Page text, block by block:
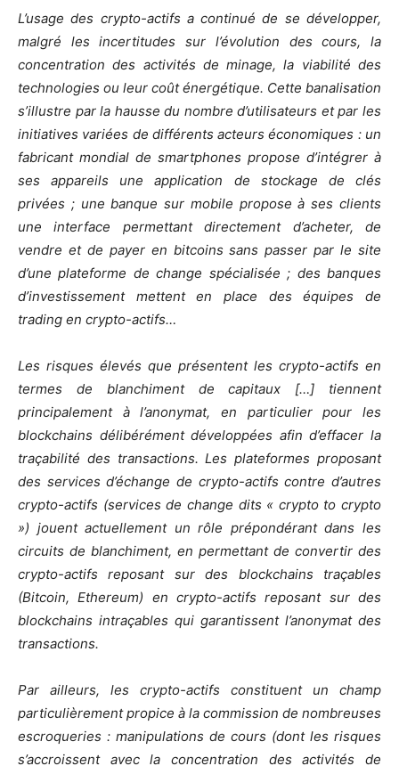
L’usage des crypto-actifs a continué de se développer,
malgré les incertitudes sur l’évolution des cours, la
concentration des activités de minage, la viabilité des
technologies ou leur coût énergétique. Cette banalisation
s’illustre par la hausse du nombre d’utilisateurs et par les
initiatives variées de différents acteurs économiques : un
fabricant mondial de smartphones propose d’intégrer à
ses appareils une application de stockage de clés
privées ; une banque sur mobile propose à ses clients
une interface permettant directement d’acheter, de
vendre et de payer en bitcoins sans passer par le site
d’une plateforme de change spécialisée ; des banques
d’investissement mettent en place des équipes de
trading en crypto-actifs…
Les risques élevés que présentent les crypto-actifs en
termes de blanchiment de capitaux […] tiennent
principalement à l’anonymat, en particulier pour les
blockchains délibérément développées afin d’effacer la
traçabilité des transactions. Les plateformes proposant
des services d’échange de crypto-actifs contre d’autres
crypto-actifs (services de change dits « crypto to crypto
») jouent actuellement un rôle prépondérant dans les
circuits de blanchiment, en permettant de convertir des
crypto-actifs reposant sur des blockchains traçables
(Bitcoin, Ethereum) en crypto-actifs reposant sur des
blockchains intraçables qui garantissent l’anonymat des
transactions.
Par ailleurs, les crypto-actifs constituent un champ
particulièrement propice à la commission de nombreuses
escroqueries : manipulations de cours (dont les risques
s’accroissent avec la concentration des activités de